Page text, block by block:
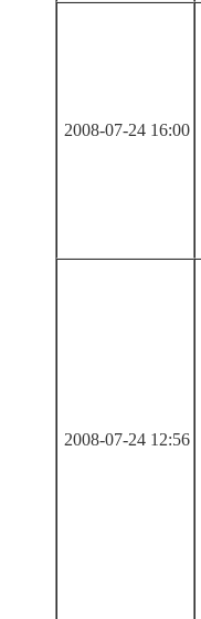
2008-07-24 16:00
2008-07-24 12:56